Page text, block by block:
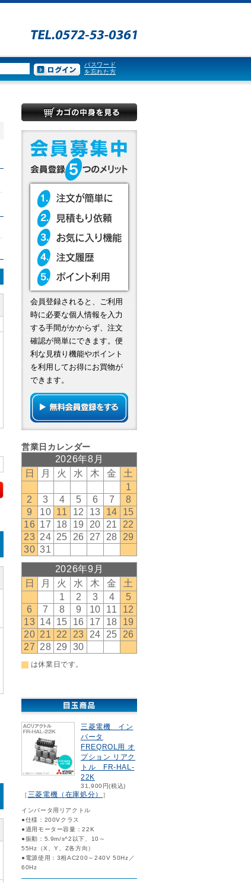
パスワード
を忘れた方
会員登録されると、ご利用
時に必要な個人情報を入力
する手間がかからず、注文
確認が簡単にできます。便
利な見積り機能やポイント
を利用してお得にお買物が
できます。
三菱電機 イン
バータ
FREQROL用 オ
プション リアク
トル FR-HAL-
22K
31,900円(税込)
［三菱電機（在庫処分） ］
インバータ用リアクトル
●仕様：200Vクラス
●適用モーター容量：22K
●振動：5.9m/s^2以下、10～
55Hz（X、Y、Z各方向）
●電源使用：3相AC200～240V 50Hz／
60Hz